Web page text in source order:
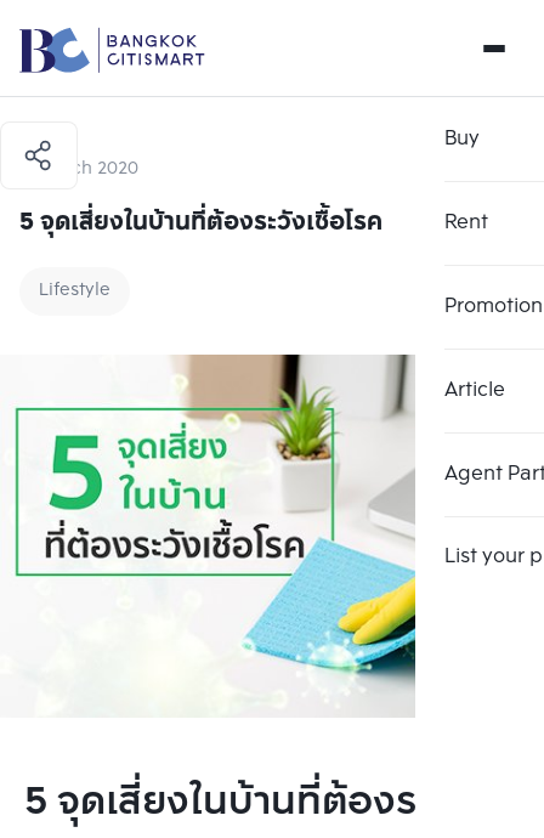
Buy
Rent
Promotion
Article
Agent
List your
13 March 2020
5 จุดเสี่ยงในบ้านที่ต้องระวังเชื้อโรค
Lifestyle
5 จุดเสี่ยงในบ้านที่ต้องระวัง